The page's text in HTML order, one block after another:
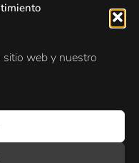
sitio web y nuestro
*
aplican la
Google.